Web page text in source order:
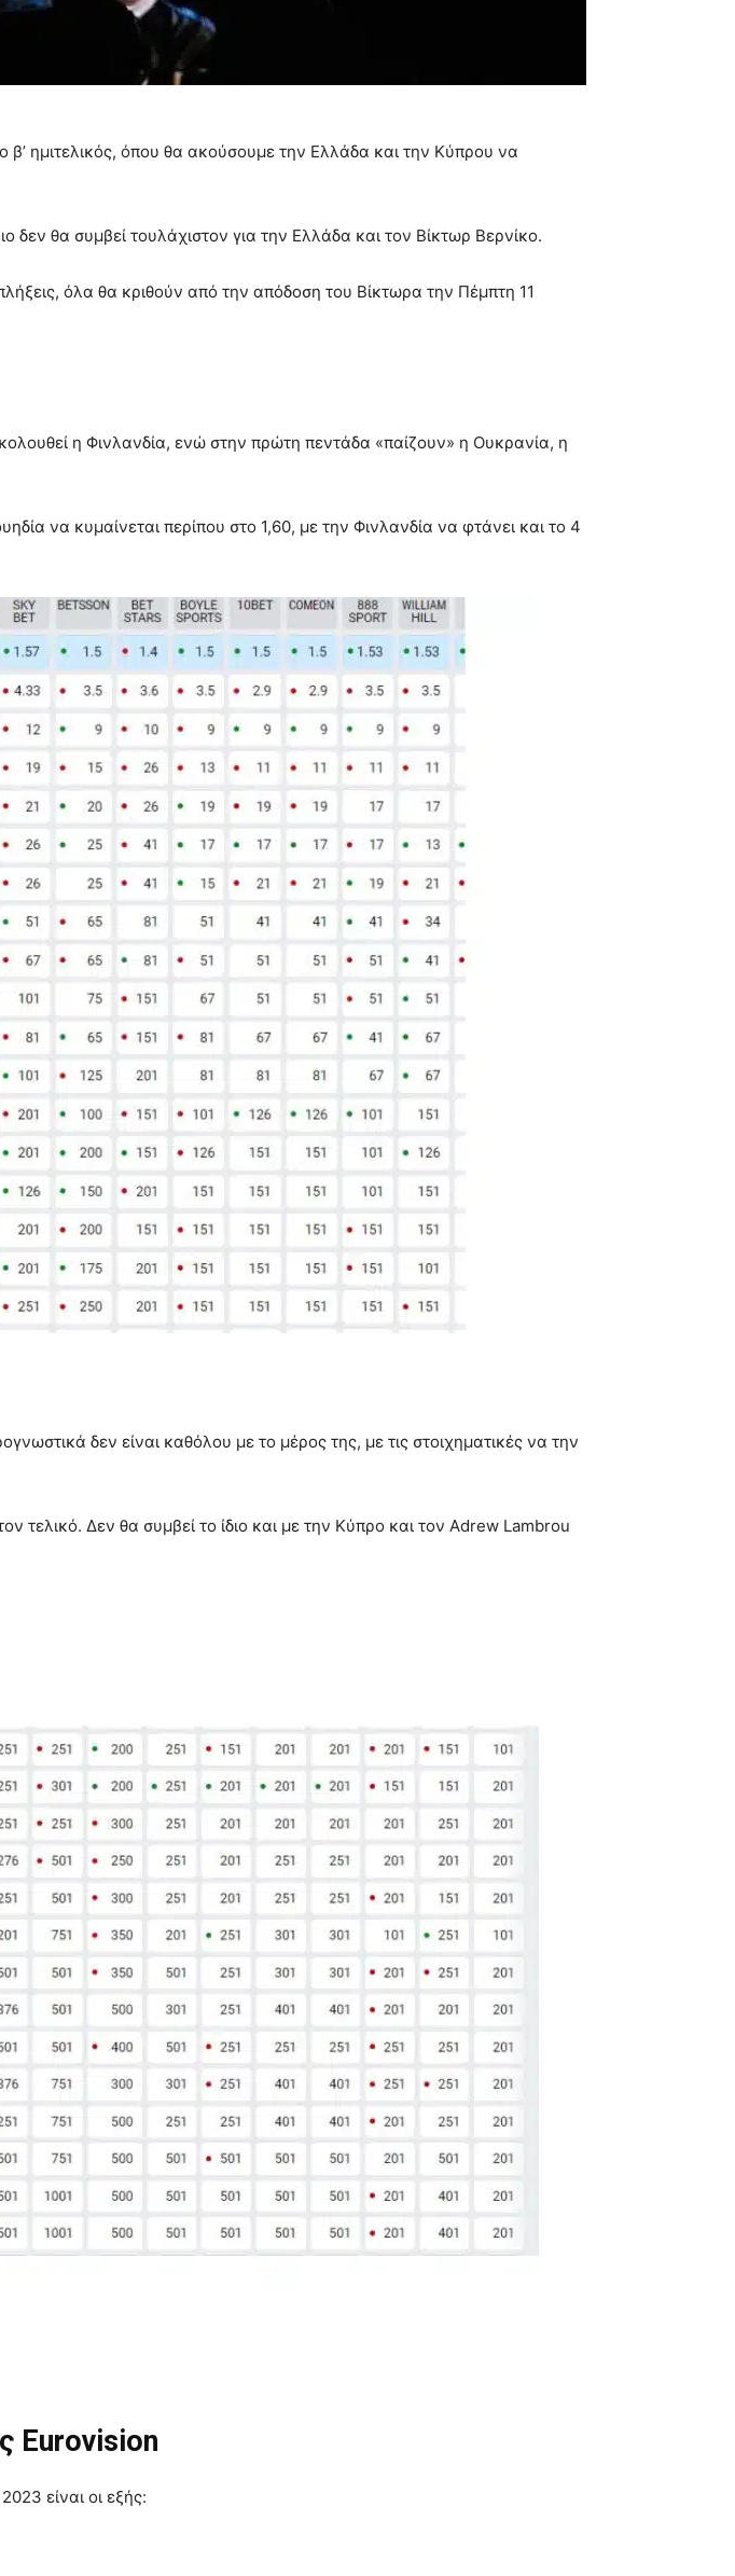
β’ ημιτελικός, όπου θα ακούσουμε την Ελλάδα και την Κύπρου να
δεν θα συμβεί τουλάχιστον για την Ελλάδα και τον Βίκτωρ Βερνίκο.
όλα θα κριθούν από την απόδοση του Βίκτωρα την Πέμπτη 11
η Φινλανδία, ενώ στην πρώτη πεντάδα «παίζουν» η Ουκρανία, η
να κυμαίνεται περίπου στο 1,60, με την Φινλανδία να φτάνει και το 4
δεν είναι καθόλου με το μέρος της, με τις στοιχηματικές να την
τελικό. Δεν θα συμβεί το ίδιο και με την Κύπρο και τον Adrew Lambrou
Eurovision
είναι οι εξής: